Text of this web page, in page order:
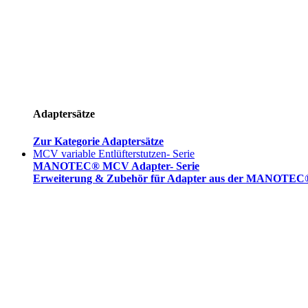
Adaptersätze
Zur Kategorie Adaptersätze
MCV variable Entlüfterstutzen- Serie
MANOTEC® MCV Adapter- Serie
Erweiterung & Zubehör für Adapter aus der